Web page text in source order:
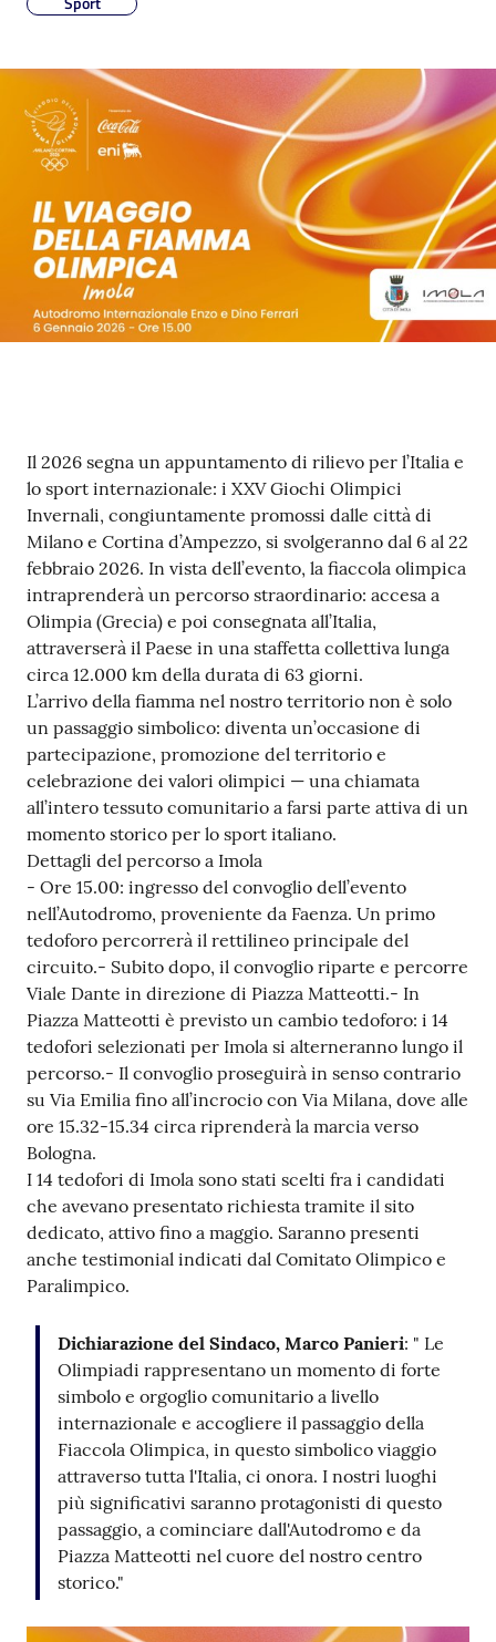
I
l
a
Argomenti
PNRR
on-
line
su
Contenuto
Il 2026 segna un appuntamento di rilievo per l’Italia e
lo sport internazionale: i XXV Giochi Olimpici
Invernali, congiuntamente promossi dalle città di
Milano e Cortina d’Ampezzo, si svolgeranno dal 6 al 22
febbraio 2026. In vista dell’evento, la fiaccola olimpica
intraprenderà un percorso straordinario: accesa a
Olimpia (Grecia) e poi consegnata all’Italia,
attraverserà il Paese in una staffetta collettiva lunga
circa 12.000 km della durata di 63 giorni.
L’arrivo della fiamma nel nostro territorio non è solo
un passaggio simbolico: diventa un’occasione di
partecipazione, promozione del territorio e
celebrazione dei valori olimpici — una chiamata
all’intero tessuto comunitario a farsi parte attiva di un
momento storico per lo sport italiano.
Dettagli del percorso a Imola
- Ore 15.00: ingresso del convoglio dell’evento
nell’Autodromo, proveniente da Faenza. Un primo
tedoforo percorrerà il rettilineo principale del
circuito.- Subito dopo, il convoglio riparte e percorre
Viale Dante in direzione di Piazza Matteotti.- In
Piazza Matteotti è previsto un cambio tedoforo: i 14
tedofori selezionati per Imola si alterneranno lungo il
percorso.- Il convoglio proseguirà in senso contrario
su Via Emilia fino all’incrocio con Via Milana, dove alle
ore 15.32-15.34 circa riprenderà la marcia verso
Bologna.
I 14 tedofori di Imola sono stati scelti fra i candidati
che avevano presentato richiesta tramite il sito
dedicato, attivo fino a maggio. Saranno presenti
anche testimonial indicati dal Comitato Olimpico e
Paralimpico.
Dichiarazione del Sindaco, Marco Panieri: " Le
Olimpiadi rappresentano un momento di forte
simbolo e orgoglio comunitario a livello
internazionale e accogliere il passaggio della
Fiaccola Olimpica, in questo simbolico viaggio
attraverso tutta l'Italia, ci onora. I nostri luoghi
più significativi saranno protagonisti di questo
passaggio, a cominciare dall'Autodromo e da
Piazza Matteotti nel cuore del nostro centro
storico."